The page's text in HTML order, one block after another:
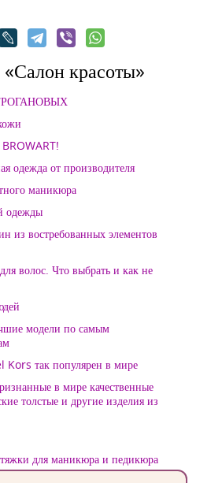
красоты»
одежда от производителя
маникюра
одежды
из востребованных элементов
волос. Что выбрать и как не
модели по самым
так популярен в мире
в мире качественные
толстые и другие изделия из
для маникюра и педикюра